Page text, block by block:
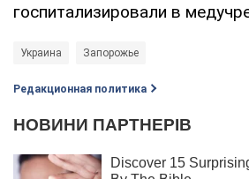
госпитализировали в
Украина Запорожье
Редакционная политика